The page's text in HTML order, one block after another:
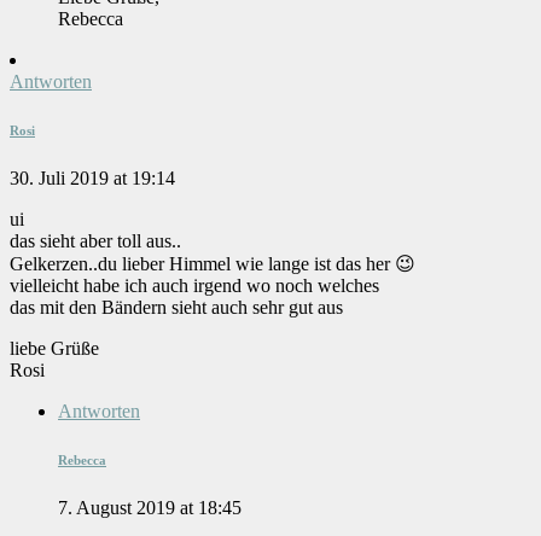
Rebecca
Antworten
Rosi
30. Juli 2019 at 19:14
ui
das sieht aber toll aus..
Gelkerzen..du lieber Himmel wie lange ist das her 😉
vielleicht habe ich auch irgend wo noch welches
das mit den Bändern sieht auch sehr gut aus
liebe Grüße
Rosi
Antworten
Rebecca
7. August 2019 at 18:45